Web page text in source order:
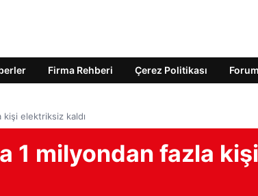
Firma Rehberi Çerez Politikası Forum
kişi elektriksiz kaldı
1 milyondan fazla kişi